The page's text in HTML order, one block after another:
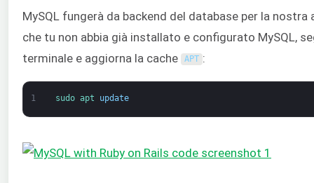
MySQL fungerà da backend del database per la nostra
che tu non abbia già installato e configurato MySQL,
terminale e aggiorna la cache
APT :
1 sudo apt update